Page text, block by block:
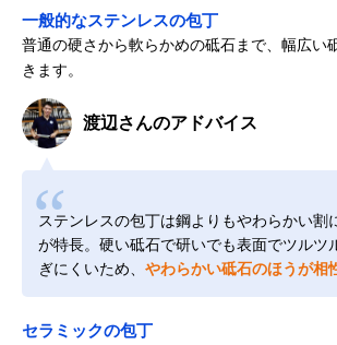
一般的なステンレスの包丁
普通の硬さから軟らかめの砥石まで、幅広い
きます。
渡辺さんのアドバイス
ステンレスの包丁は鋼よりもやわらかい割
が特長。硬い砥石で研いでも表面でツルツ
ぎにくいため、 やわらかい砥石のほうが相
セラミックの包丁